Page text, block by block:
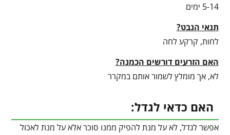
5-14 ימים
תנאי הנבט?
לחות, קרקע לחה
האם הזרעים דורשים הכמנה?
לא, אך מומלץ לשמור אותם במקרר
האם כדאי לגדל:
אפשר לגדל, לא על מנת להפיק ממנו סוכר אלא על מנת לאכול